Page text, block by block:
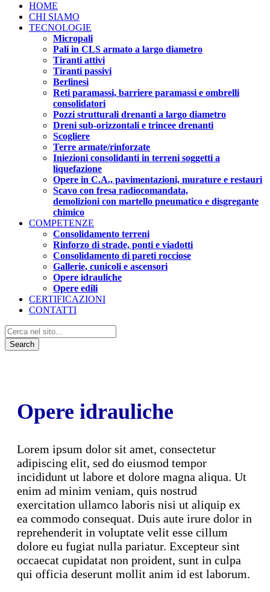
HOME
CHI SIAMO
TECNOLOGIE
Micropali
Pali in CLS armato a largo diametro
Tiranti attivi
Tiranti passivi
Berlinesi
Reti paramassi, barriere paramassi e ombrelli
consolidatori
Pozzi strutturali drenanti a largo diametro
Dreni sub-orizzontali e trincee drenanti
Scogliere
Terre armate/rinforzate
Iniezioni consolidanti in terreni soggetti a
liquefazione
Opere in C.A., pavimentazioni, murature e restauri
Scavo con fresa radiocomandata,
demolizioni con martello pneumatico e disgregante
chimico
COMPETENZE
Consolidamento terreni
Rinforzo di strade, ponti e viadotti
Consolidamento di pareti rocciose
Gallerie, cunicoli e ascensori
Opere idrauliche
Opere edili
CERTIFICAZIONI
CONTATTI
Opere idrauliche
Lorem ipsum dolor sit amet, consectetur
adipiscing elit, sed do eiusmod tempor
incididunt ut labore et dolore magna aliqua. Ut
enim ad minim veniam, quis nostrud
exercitation ullamco laboris nisi ut aliquip ex
ea commodo consequat. Duis aute irure dolor in
reprehenderit in voluptate velit esse cillum
dolore eu fugiat nulla pariatur. Excepteur sint
occaecat cupidatat non proident, sunt in culpa
qui officia deserunt mollit anim id est laborum.